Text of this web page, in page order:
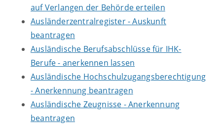
auf Verlangen der Behörde erteilen
Ausländerzentralregister - Auskunft
beantragen
Ausländische Berufsabschlüsse für IHK-
Berufe - anerkennen lassen
Ausländische Hochschulzugangsberechtigung
- Anerkennung beantragen
Ausländische Zeugnisse - Anerkennung
beantragen